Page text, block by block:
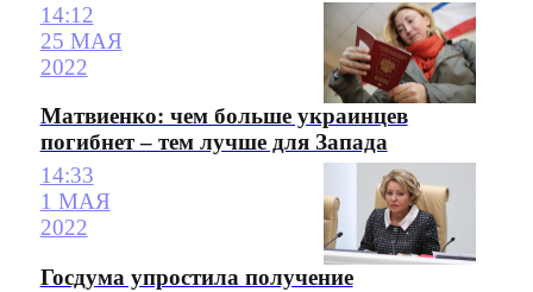
14:12
25 МАЯ
2022
Матвиенко: чем больше украинцев
погибнет – тем лучше для Запада
14:33
1 МАЯ
2022
Госдума упростила получение